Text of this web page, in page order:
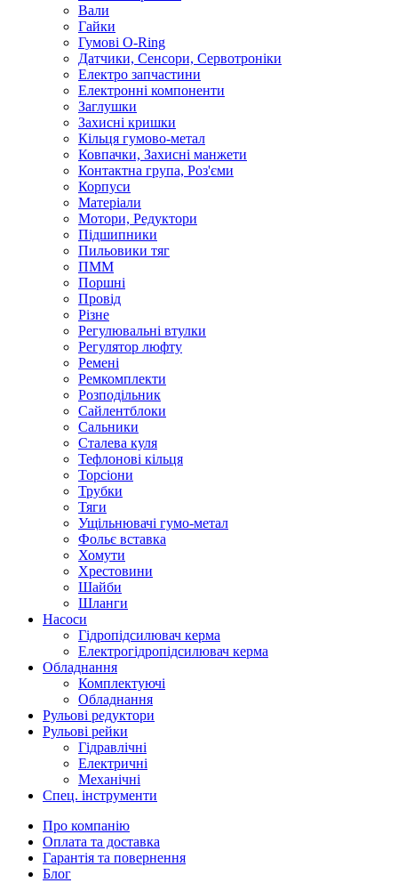
Вали
Гайки
Гумові O-Ring
Датчики, Сенсори, Сервотроніки
Електро запчастини
Електронні компоненти
Заглушки
Захисні кришки
Кільця гумово-метал
Ковпачки, Захисні манжети
Контактна група, Роз'єми
Корпуси
Матеріали
Мотори, Редуктори
Підшипники
Пильовики тяг
ПММ
Поршні
Провід
Різне
Регулювальні втулки
Регулятор люфту
Ремені
Ремкомплекти
Розподільник
Сайлентблоки
Сальники
Сталева куля
Тефлонові кільця
Торсіони
Трубки
Тяги
Ущільнювачі гумо-метал
Фольє вставка
Хомути
Хрестовини
Шайби
Шланги
Насоси
Гідропідсилювач керма
Електрогідропідсилювач керма
Обладнання
Комплектуючі
Обладнання
Рульові редуктори
Рульові рейки
Гідравлічні
Електричні
Механічні
Спец. інструменти
Про компанію
Оплата та доставка
Гарантія та повернення
Блог